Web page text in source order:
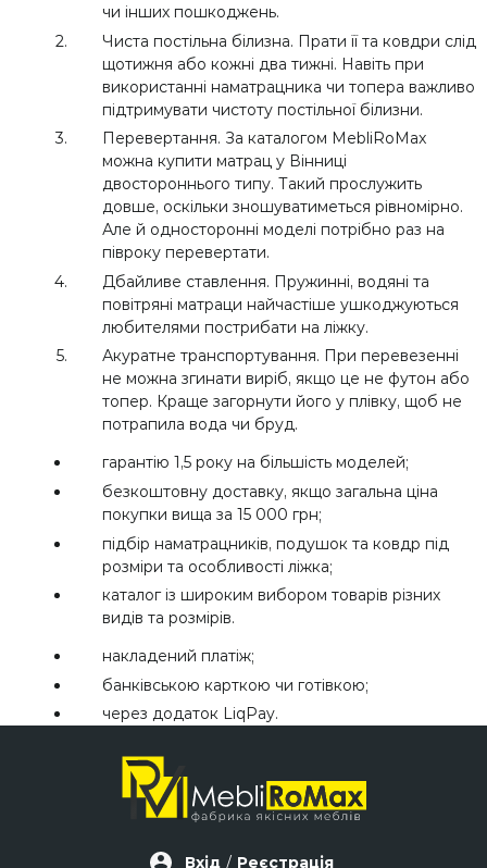
чи інших пошкоджень.
Чиста постільна білизна. Прати її та ковдри слід
щотижня або кожні два тижні. Навіть при
використанні наматрацника чи топера важливо
підтримувати чистоту постільної білизни.
Перевертання. За каталогом MebliRoMax
можна купити матрац у Вінниці
двостороннього типу. Такий прослужить
довше, оскільки зношуватиметься рівномірно.
Але й односторонні моделі потрібно раз на
півроку перевертати.
Дбайливе ставлення. Пружинні, водяні та
повітряні матраци найчастіше ушкоджуються
любителями пострибати на ліжку.
Акуратне транспортування. При перевезенні
не можна згинати виріб, якщо це не футон або
топер. Краще загорнути його у плівку, щоб не
потрапила вода чи бруд.
гарантію 1,5 року на більшість моделей;
безкоштовну доставку, якщо загальна ціна
покупки вища за 15 000 грн;
підбір наматрацників, подушок та ковдр під
розміри та особливості ліжка;
каталог із широким вибором товарів різних
видів та розмірів.
накладений платіж;
банківською карткою чи готівкою;
через додаток LiqPay.
Вхід / Реєстрація